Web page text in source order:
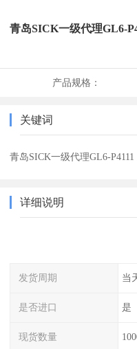
青岛SICK一级代理GL6-
产品规格：
关键词
青岛SICK一级代理GL6-P4111
详细说明
发货周期 当
是否进口 是
现货数量